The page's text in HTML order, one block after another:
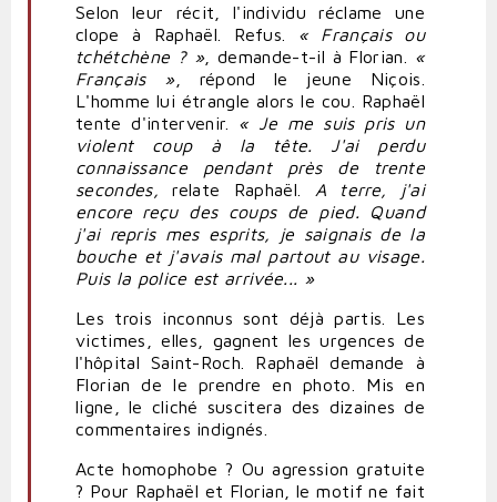
Selon leur récit, l'individu réclame une
clope à Raphaël. Refus. « Français ou
tchétchène ? », demande-t-il à Florian. «
Français », répond le jeune Niçois.
L'homme lui étrangle alors le cou. Raphaël
tente d'intervenir. « Je me suis pris un
violent coup à la tête. J'ai perdu
connaissance pendant près de trente
secondes, relate Raphaël. A terre, j'ai
encore reçu des coups de pied. Quand
j'ai repris mes esprits, je saignais de la
bouche et j'avais mal partout au visage.
Puis la police est arrivée... »
Les trois inconnus sont déjà partis. Les
victimes, elles, gagnent les urgences de
l'hôpital Saint-Roch. Raphaël demande à
Florian de le prendre en photo. Mis en
ligne, le cliché suscitera des dizaines de
commentaires indignés.
Acte homophobe ? Ou agression gratuite
? Pour Raphaël et Florian, le motif ne fait